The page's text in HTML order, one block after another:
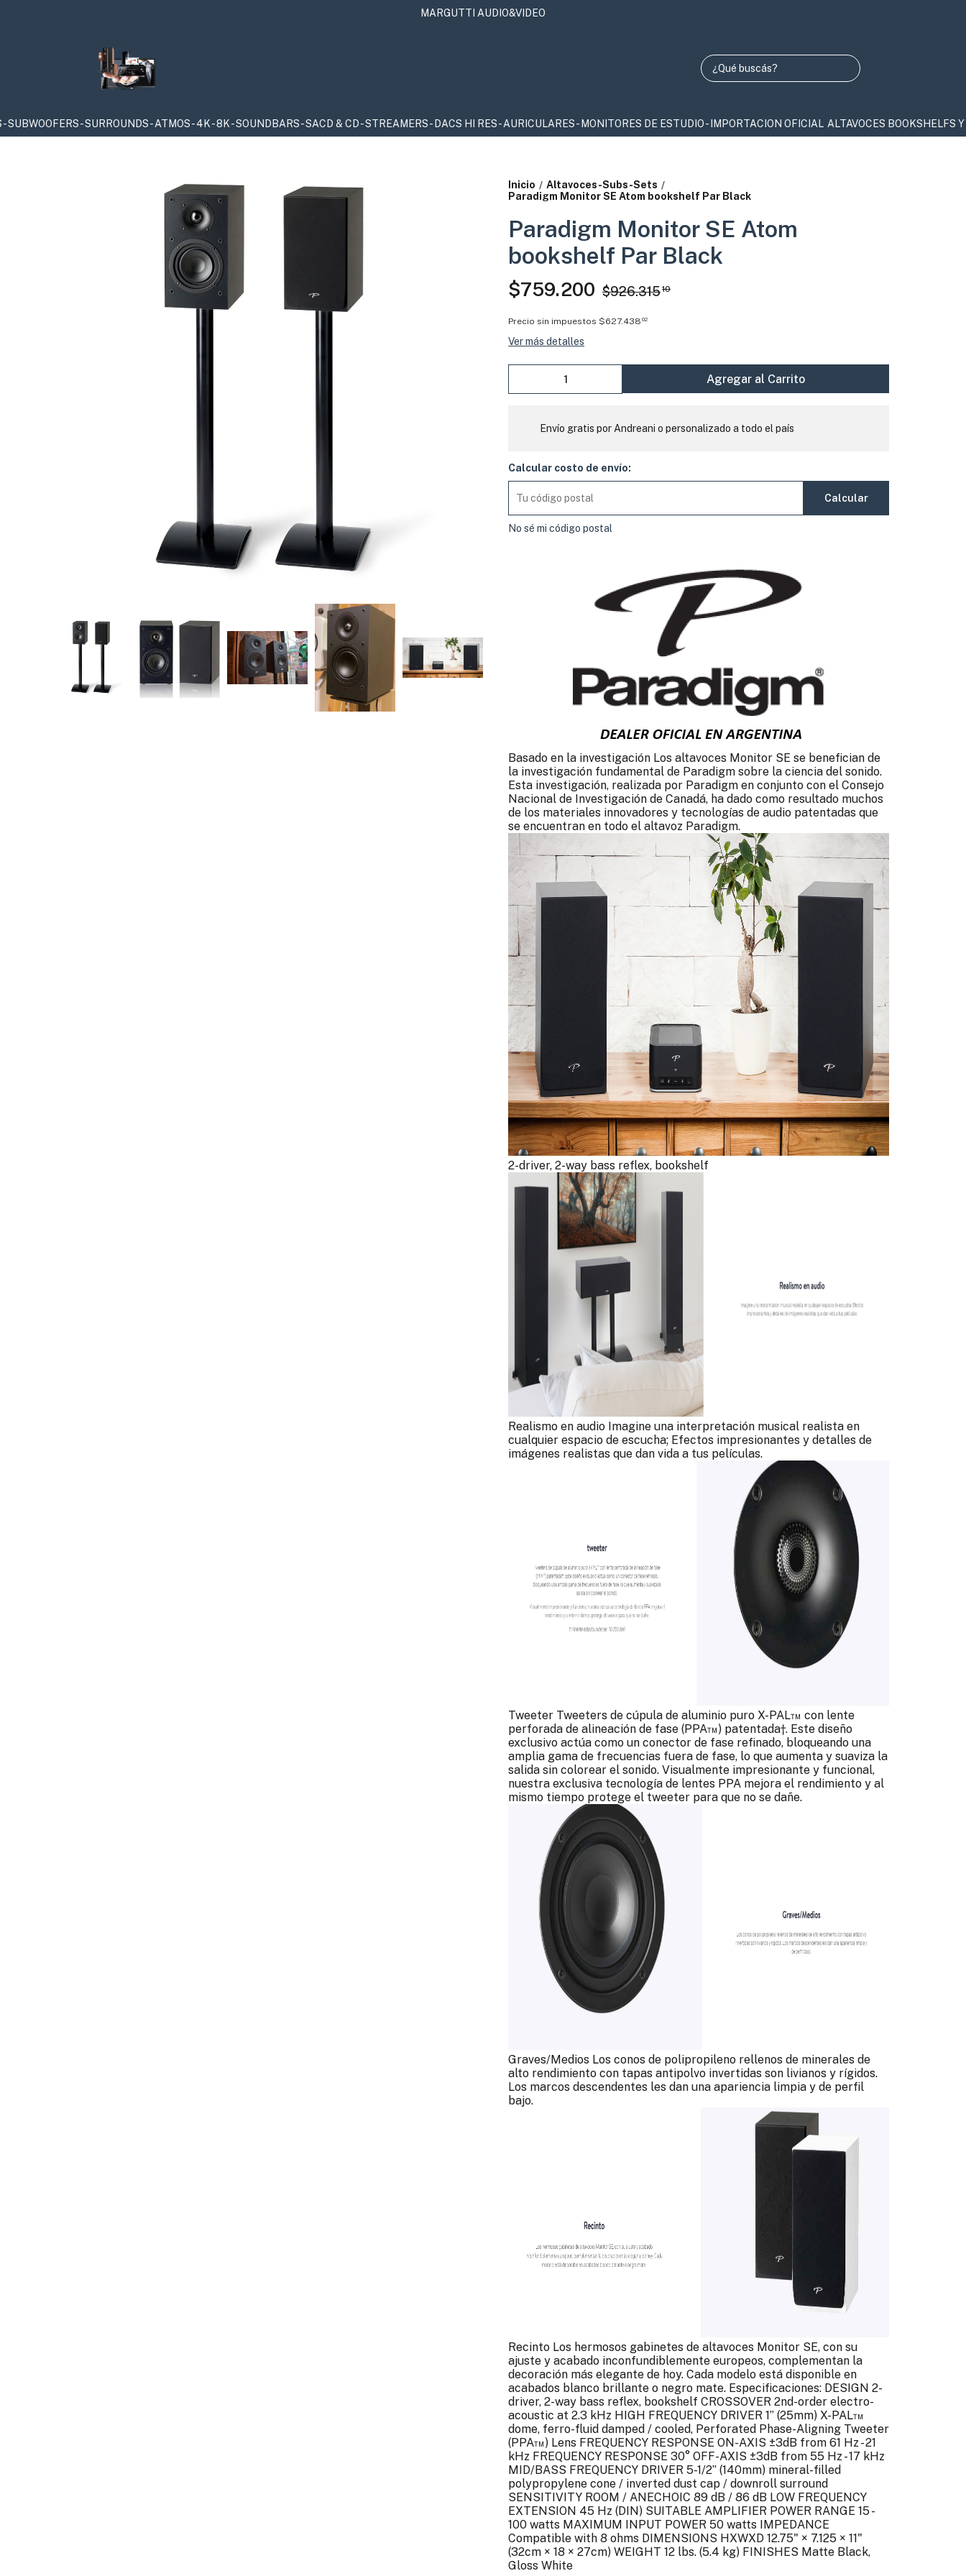
MARGUTTI AUDIO&VIDEO
- SURROUNDS - ATMOS - 4K - 8K - SOUNDBARS - SACD & CD - STREAMERS - DACS HI RES - AURICULARES - MONITORES DE ESTUDIO - IMPORTACION OFICIAL ALTAVOCES BOOKSHELFS Y
Inicio / Altavoces-Subs-Sets /
Paradigm Monitor SE Atom bookshelf Par Black
Paradigm Monitor SE Atom
bookshelf Par Black
$759.200 $926.31510
Precio sin impuestos $627.438 02
Ver más detalles
Agregar al Carrito
Envío gratis por Andreani o personalizado a todo el país
Calcular costo de envío:
Calcular
No sé mi código postal
Basado en la investigación Los altavoces Monitor SE se benefician de
la investigación fundamental de Paradigm sobre la ciencia del sonido.
Esta investigación, realizada por Paradigm en conjunto con el Consejo
Nacional de Investigación de Canadá, ha dado como resultado muchos
de los materiales innovadores y tecnologías de audio patentadas que
se encuentran en todo el altavoz Paradigm.
2-driver, 2-way bass reflex, bookshelf
Realismo en audio Imagine una interpretación musical realista en
cualquier espacio de escucha; Efectos impresionantes y detalles de
imágenes realistas que dan vida a tus películas.
Tweeter Tweeters de cúpula de aluminio puro X-PAL™ con lente
perforada de alineación de fase (PPA™) patentada†. Este diseño
exclusivo actúa como un conector de fase refinado, bloqueando una
amplia gama de frecuencias fuera de fase, lo que aumenta y suaviza la
salida sin colorear el sonido. Visualmente impresionante y funcional,
nuestra exclusiva tecnología de lentes PPA mejora el rendimiento y al
mismo tiempo protege el tweeter para que no se dañe.
Graves/Medios Los conos de polipropileno rellenos de minerales de
alto rendimiento con tapas antipolvo invertidas son livianos y rígidos.
Los marcos descendentes les dan una apariencia limpia y de perfil
bajo.
Recinto Los hermosos gabinetes de altavoces Monitor SE, con su
ajuste y acabado inconfundiblemente europeos, complementan la
decoración más elegante de hoy. Cada modelo está disponible en
acabados blanco brillante o negro mate. Especificaciones: DESIGN 2-
driver, 2-way bass reflex, bookshelf CROSSOVER 2nd-order electro-
acoustic at 2.3 kHz HIGH FREQUENCY DRIVER 1” (25mm) X-PAL™
dome, ferro-fluid damped / cooled, Perforated Phase-Aligning Tweeter
(PPA™) Lens FREQUENCY RESPONSE ON-AXIS ±3dB from 61 Hz - 21
kHz FREQUENCY RESPONSE 30° OFF-AXIS ±3dB from 55 Hz - 17 kHz
MID/BASS FREQUENCY DRIVER 5-1/2” (140mm) mineral-filled
polypropylene cone / inverted dust cap / downroll surround
SENSITIVITY ROOM / ANECHOIC 89 dB / 86 dB LOW FREQUENCY
EXTENSION 45 Hz (DIN) SUITABLE AMPLIFIER POWER RANGE 15 -
100 watts MAXIMUM INPUT POWER 50 watts IMPEDANCE
Compatible with 8 ohms DIMENSIONS HXWXD 12.75" × 7.125 × 11"
(32cm × 18 × 27cm) WEIGHT 12 lbs. (5.4 kg) FINISHES Matte Black,
Gloss White